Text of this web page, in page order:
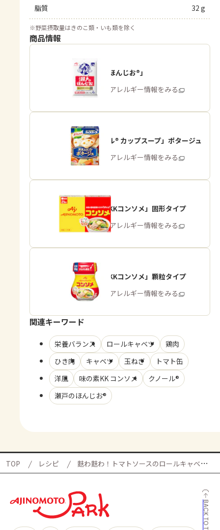
脂質 32 g
※野菜摂取量はきのこ類・いも類を除く
商品情報
「瀬戸のほんじお®」
商品・アレルギー情報をみる
「クノール® カップスープ」ポタージュ
商品・アレルギー情報をみる
「味の素KKコンソメ」固形タイプ
商品・アレルギー情報をみる
「味の素KKコンソメ」顆粒タイプ
商品・アレルギー情報をみる
関連キーワード
栄養バランス ロールキャベツ
鶏肉
ひき肉
キャベツ 玉ねぎ
トマト缶
洋風
味の素KK コンソメ
クノール®
瀬戸のほんじお®
TOP レシピ 麩わ麩わ！トマトソースのロールキャベツの献立
BACK TO TOP